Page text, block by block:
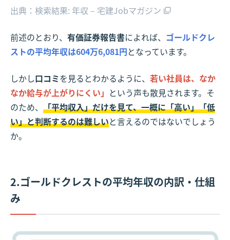
出典：検索結果: 年収 – 宅建Jobマガジン
前述のとおり、 有価証券報告書によれば、 ゴールドクレ
ストの平均年収は604万6,081円となっています。
しかし口コミを見るとわかるように、 若い社員は、なか
なか給与が上がりにくい」 という声も散見されます。そ
のため、 「平均収入」だけを見て、一概に「高い」「低
い」と判断するのは難しいと言えるのではないでしょう
か。
2.ゴールドクレストの平均年収の内訳・仕組
み